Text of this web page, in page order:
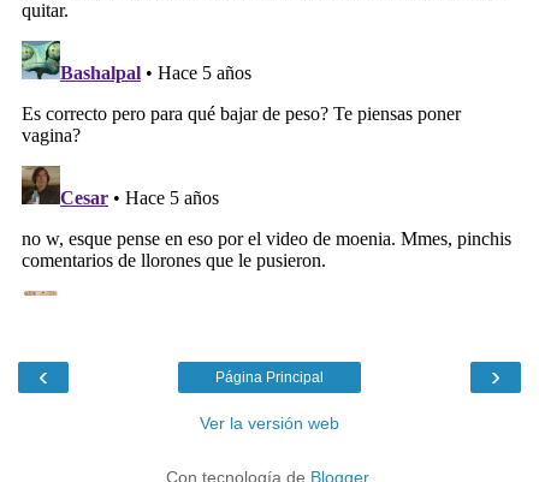
‹ ›
Página Principal
Ver la versión web
Con tecnología de Blogger.